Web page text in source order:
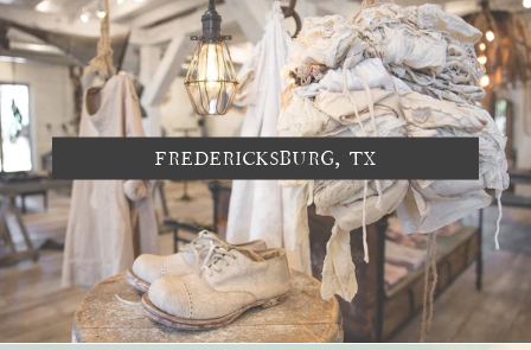
FREDERICKSBURG, TX